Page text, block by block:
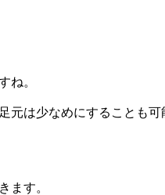
ね。
元は少なめにすることも可
ます。